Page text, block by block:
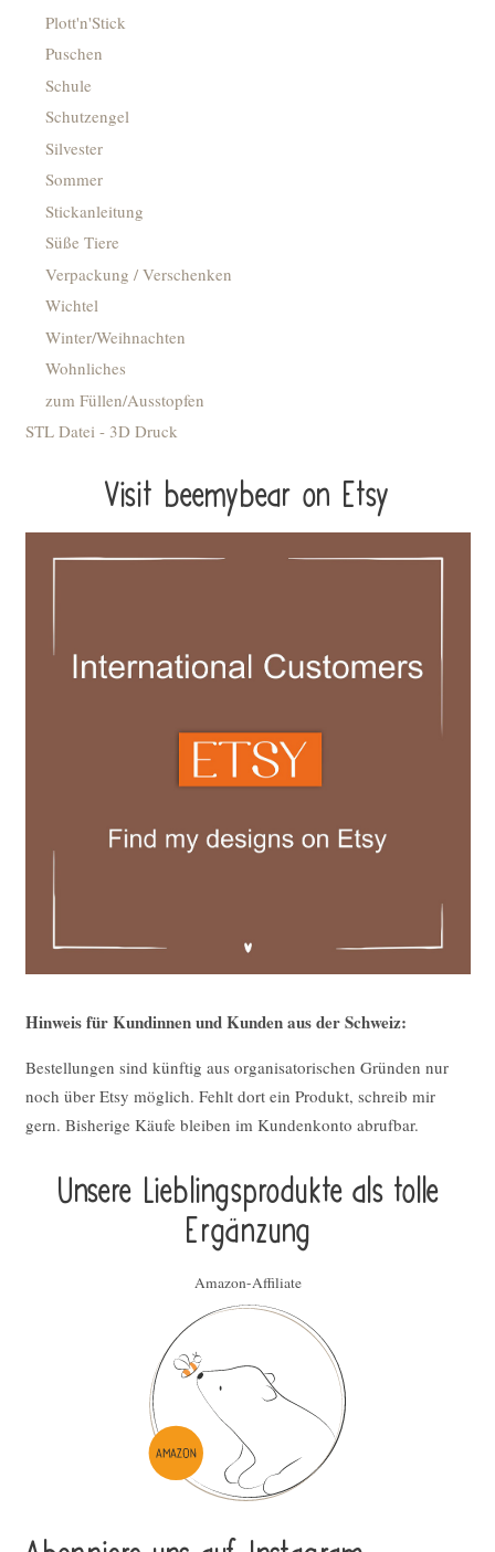
Plott'n'Stick
Puschen
Schule
Schutzengel
Silvester
Sommer
Stickanleitung
Süße Tiere
Verpackung / Verschenken
Wichtel
Winter/Weihnachten
Wohnliches
zum Füllen/Ausstopfen
STL Datei - 3D Druck
Visit beemybear on Etsy
Hinweis für Kundinnen und Kunden aus der Schweiz:
Bestellungen sind künftig aus organisatorischen Gründen nur
noch über Etsy möglich. Fehlt dort ein Produkt, schreib mir
gern. Bisherige Käufe bleiben im Kundenkonto abrufbar.
Unsere Lieblings­pro­duk­te als tolle
Ergän­zung
Amazon-Affiliate